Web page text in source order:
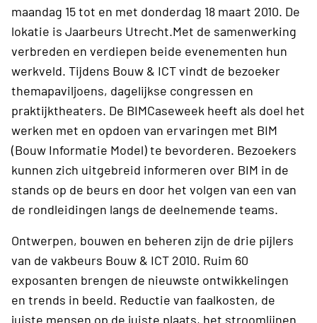
maandag 15 tot en met donderdag 18 maart 2010. De
lokatie is Jaarbeurs Utrecht.Met de samenwerking
verbreden en verdiepen beide evenementen hun
werkveld. Tijdens Bouw & ICT vindt de bezoeker
themapaviljoens, dagelijkse congressen en
praktijktheaters. De BIMCaseweek heeft als doel het
werken met en opdoen van ervaringen met BIM
(Bouw Informatie Model) te bevorderen. Bezoekers
kunnen zich uitgebreid informeren over BIM in de
stands op de beurs en door het volgen van een van
de rondleidingen langs de deelnemende teams.
Ontwerpen, bouwen en beheren zijn de drie pijlers
van de vakbeurs Bouw & ICT 2010. Ruim 60
exposanten brengen de nieuwste ontwikkelingen
en trends in beeld. Reductie van faalkosten, de
juiste mensen op de juiste plaats, het stroomlijnen